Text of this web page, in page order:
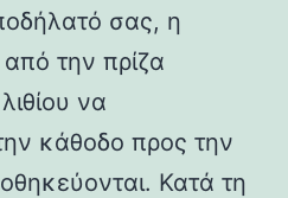
σας, η
από την πρίζα
να
κάθοδο προς την
Κατά τη